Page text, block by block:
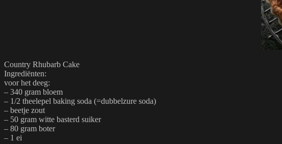
Country Rhubarb Cake
Ingrediënten:
voor het deeg:
– 340 gram bloem
– 1/2 theelepel baking soda (=dubbelzure soda)
– beetje zout
– 50 gram witte basterd suiker
– 80 gram boter
– 1 ei